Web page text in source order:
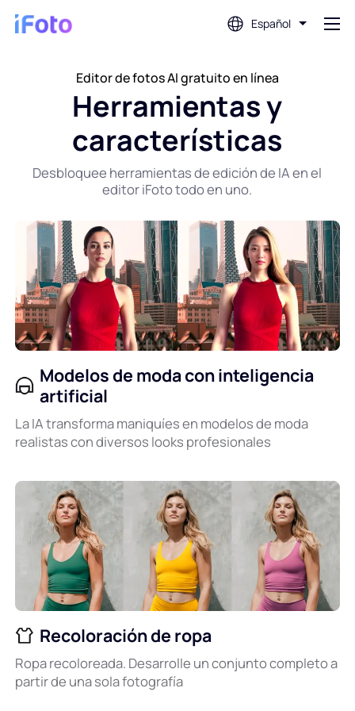
Español
Acceso
Editor de fotos con IA
Eliminador de fondo
Mejorador de fotografías
Creador de fotos de perfil
Creador de fotografías para pasaporte
Imágenes de limpieza
Restaurar foto antigua
Colorear fotografía
Compresor de imágenes gratuito
Herramientas de comercio electrónico
Modelos de moda con inteligencia artificial
Recoloración de ropa
Herramientas PDF
Traductor de PDF
Explorar todas las herramientas
Editor de fotos AI gratuito en línea
Herramientas y
características
Desbloquee herramientas de edición de IA en el
editor iFoto todo en uno.
Modelos de moda con inteligencia
artificial
La IA transforma maniquíes en modelos de moda
realistas con diversos looks profesionales
Recoloración de ropa
Ropa recoloreada. Desarrolle un conjunto completo a
partir de una sola fotografía